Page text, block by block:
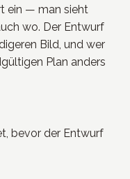
ein — man sieht
wo. Der Entwurf
Bild, und wer
Plan anders
bevor der Entwurf